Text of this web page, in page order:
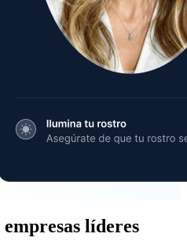
líderes